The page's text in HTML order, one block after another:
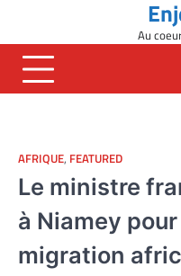
content
Au
AFRIQUE, FEATURED
Le ministre
à Niamey
migration